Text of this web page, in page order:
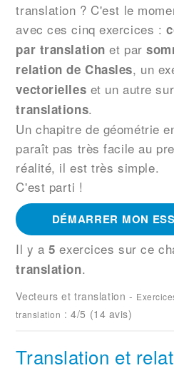
translation ? C'est le
avec ces cinq exercices :
par translation et par
relation de Chasles, un
vectorielles et un autre
translations.
Un chapitre de géométrie
paraît pas très facile au
réalité, il est très simple.
C'est parti !
DÉMARRER MON
Il y a5 exercices sur ce
translation.
Vecteurs et translation -
translation :4/5 (14 avis)
Translation et